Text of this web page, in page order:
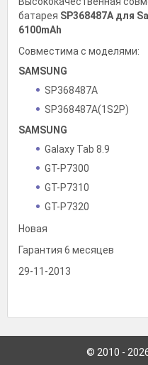
батарея SP368487A для
6100mAh
Совместима с моделями:
SAMSUNG
SP368487A
SP368487A(1S2P)
SAMSUNG
Galaxy Tab 8.9
GT-P7300
GT-P7310
GT-P7320
Новая
Гарантия 6 месяцев
29-11-2013
© 2010 -